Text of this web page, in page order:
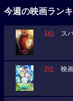
今週の映画ラン
1位 スパ
2位 映画